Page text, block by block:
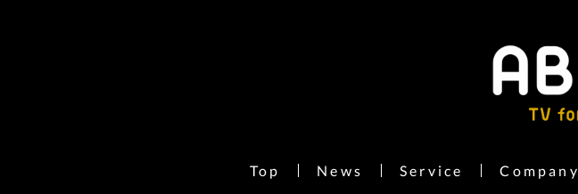
Top News Service Company